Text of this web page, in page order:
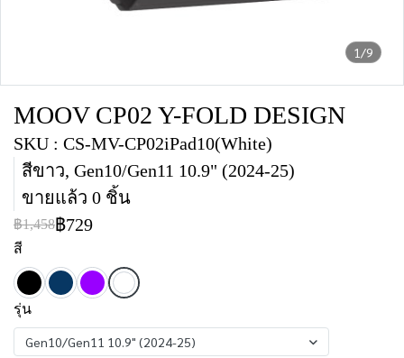
1/9
MOOV CP02 Y-FOLD DESIGN
SKU : CS-MV-CP02iPad10(White)
สีขาว, Gen10/Gen11 10.9" (2024-25)
ขายแล้ว 0 ชิ้น
฿1,458฿729
สี
รุ่น
Gen10/Gen11 10.9" (2024-25)